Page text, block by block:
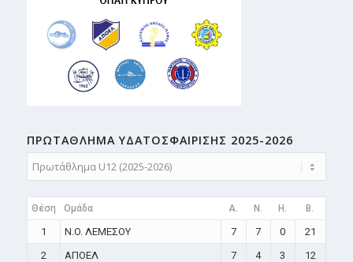
ΠΡΩΤΑΘΛΗMA ΥΔΑΤΟΣΦΑΙΡΙΣΗΣ 2025-2026
Θέση Ομάδα A. N. H. B.
1 N.O. ΛΕΜΕΣΟΥ 7 7 0
21
2
ΑΠΟΕΛ 7 4 3
12